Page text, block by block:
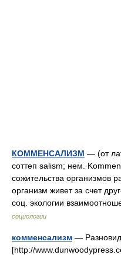
КОММЕНСАЛИЗМ — (от
соттеп salism; нем.
сожительства организмов
организм живет за счет
соц. экологии
социологии
комменсализм —
[http://